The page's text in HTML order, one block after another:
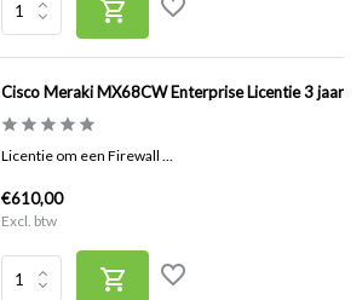
Cisco Meraki MX68CW Enterprise Licentie 3 jaar
Licentie om een Firewall ...
€610,00
Excl. btw